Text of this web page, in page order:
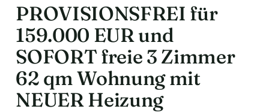
PROVISIONSFREI für
159.000 EUR und
SOFORT freie 3 Zimmer
62 qm Wohnung mit
NEUER Heizung